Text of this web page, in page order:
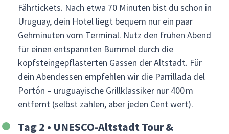
Fährtickets. Nach etwa 70 Minuten bist du schon in
Uruguay, dein Hotel liegt bequem nur ein paar
Gehminuten vom Terminal. Nutz den frühen Abend
für einen entspannten Bummel durch die
kopfsteingepflasterten Gassen der Altstadt. Für
dein Abendessen empfehlen wir die Parrillada del
Portón – uruguayische Grillklassiker nur 400 m
entfernt (selbst zahlen, aber jeden Cent wert).
Tag 2 • UNESCO-Altstadt Tour &